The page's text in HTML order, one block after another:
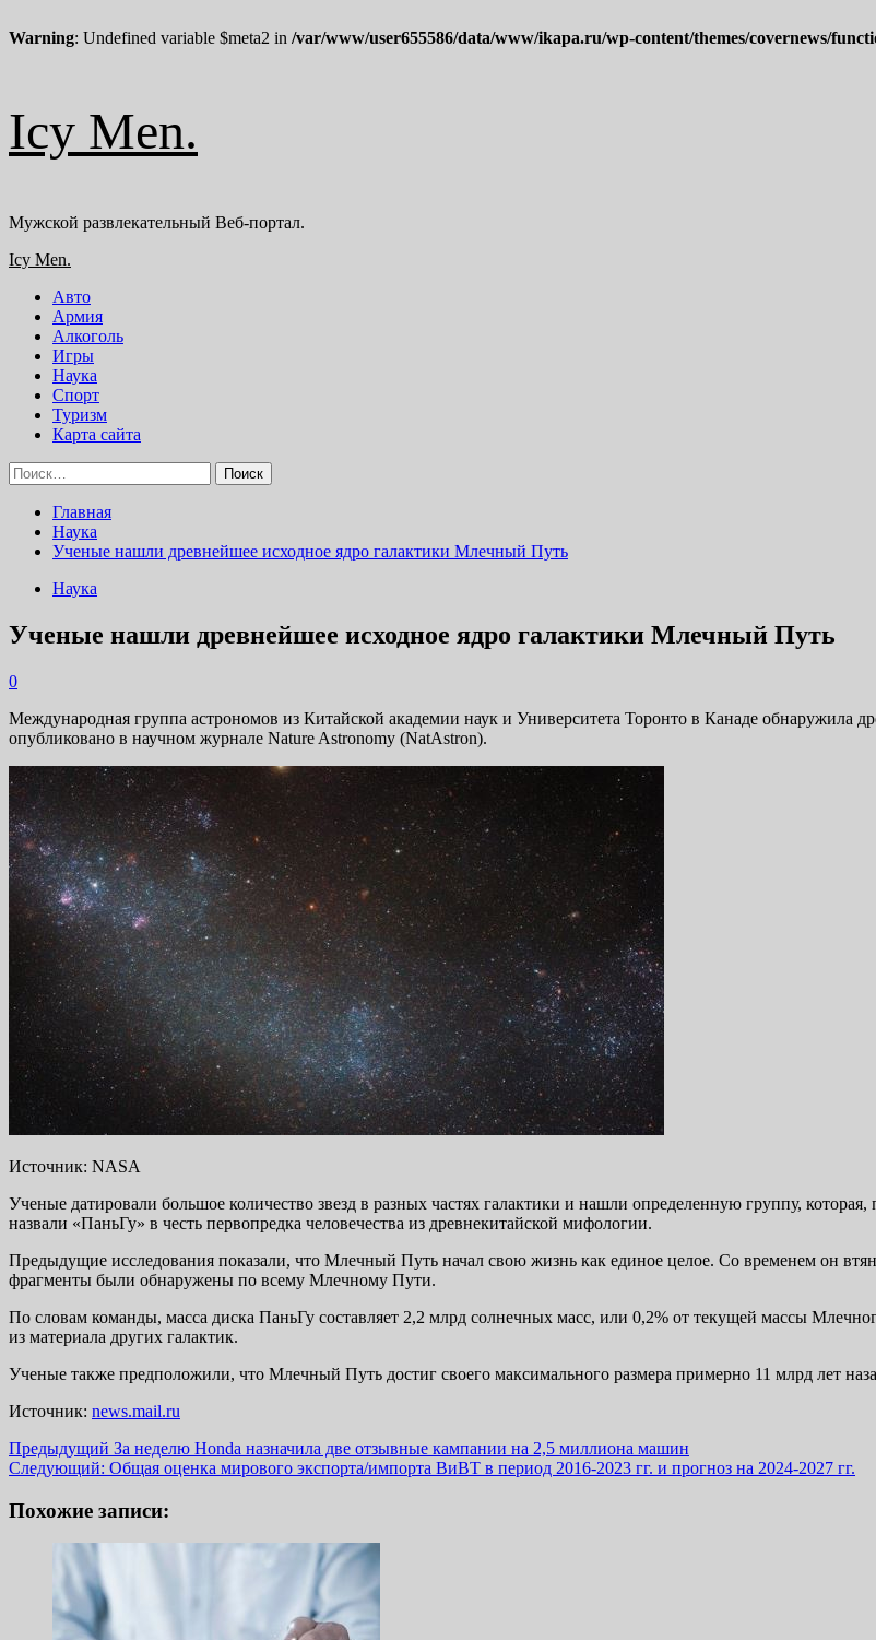
Warning: Undefined variable $meta2 in /var/www/user655586/data/www/ikapa.ru/wp-content/themes/covernews/
содержимому
Icy Men.
Мужской развлекательный Веб-портал.
Основное
Icy Men.
Авто
Армия
Алкоголь
Игры
Наука
Спорт
Туризм
Карта сайта
Найти:
Главная
Наука
Ученые нашли древнейшее исходное ядро галактики Млечный Путь
Наука
Ученые нашли древнейшее исходное ядро галактики Млечный Путь
0
Международная группа астрономов из Китайской академии наук и Университета Торонто в Канаде обнаружила
опубликовано в научном журнале Nature Astronomy (NatAstron).
Источник: NASA
Ученые датировали большое количество звезд в разных частях галактики и нашли определенную группу,
назвали «ПаньГу» в честь первопредка человечества из древнекитайской мифологии.
Предыдущие исследования показали, что Млечный Путь начал свою жизнь как единое целое. Со временем он
фрагменты были обнаружены по всему Млечному Пути.
По словам команды, масса диска ПаньГу составляет 2,2 млрд солнечных масс, или 0,2% от текущей массы
из материала других галактик.
Ученые также предположили, что Млечный Путь достиг своего максимального размера примерно 11 млрд лет
Источник: news.mail.ru
Навигация
записи
Предыдущий За неделю Honda назначила две отзывные кампании на 2,5 миллиона машин
Следующий: Общая оценка мирового экспорта/импорта ВиВТ в период 2016-2023 гг. и прогноз на 2024-2027 гг.
Похожие записи: